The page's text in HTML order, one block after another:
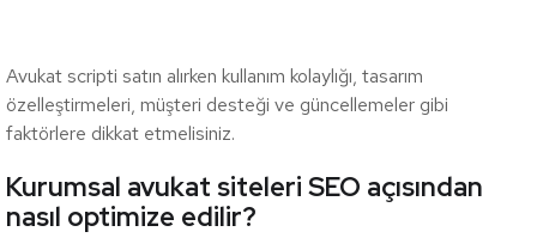
Avukat scripti satın alırken kullanım kolaylığı, tasarım
özelleştirmeleri, müşteri desteği ve güncellemeler gibi
faktörlere dikkat etmelisiniz.
Kurumsal avukat siteleri SEO açısından
nasıl optimize edilir?